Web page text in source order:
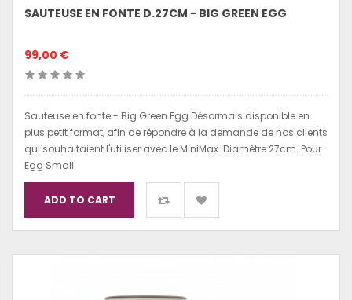
SAUTEUSE EN FONTE D.27CM - BIG GREEN EGG
99,00 €
Sauteuse en fonte - Big Green Egg Désormais disponible en
plus petit format, afin de répondre à la demande de nos clients
qui souhaitaient l'utiliser avec le MiniMax. Diamètre 27cm. Pour
Egg Small
ADD TO CART